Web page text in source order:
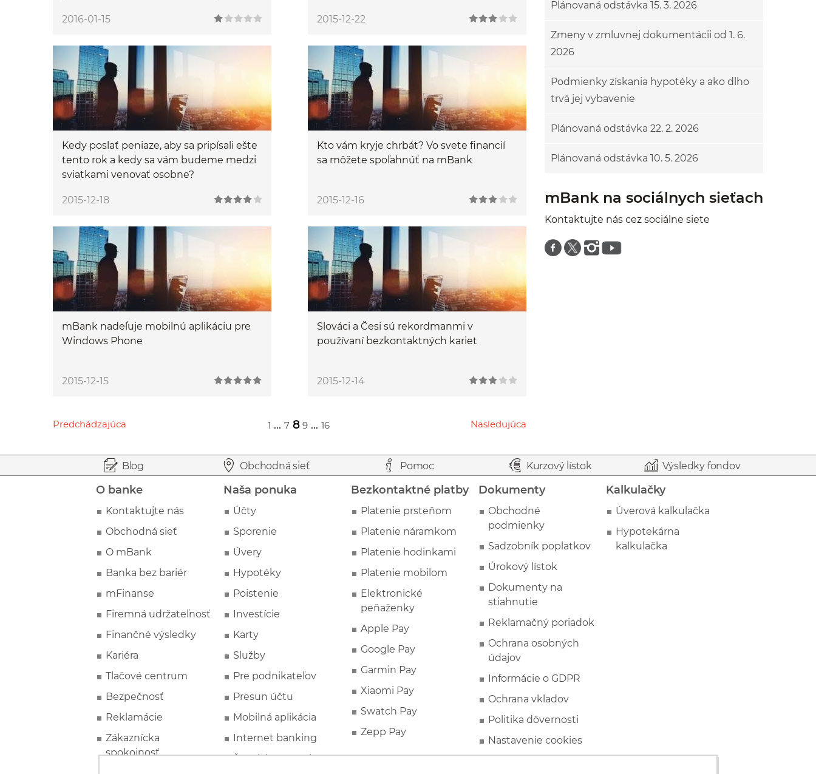
2016-01-15 2015-12-22
Kedy poslať peniaze, aby sa pripísali ešte
tento rok a kedy sa vám budeme medzi
sviatkami venovať osobne?
2015-12-18
Kto vám kryje chrbát? Vo svete financií
sa môžete spoľahnúť na mBank
2015-12-16
mBank nadeľuje mobilnú aplikáciu pre
Windows Phone
2015-12-15
Slováci a Česi sú rekordmanmi v
používaní bezkontaktných kariet
2015-12-14
Predchádzajúca
Przejdź do poprzedniej strony 1 ... 7 8 9 ... 16 Nasledujúca
Przejdź do następnej strony
Plánovaná odstávka 15. 3. 2026
Zmeny v zmluvnej dokumentácii od 1. 6.
2026
Podmienky získania hypotéky a ako dlho
trvá jej vybavenie
Plánovaná odstávka 22. 2. 2026
Plánovaná odstávka 10. 5. 2026
mBank na sociálnych sieťach
Kontaktujte nás cez sociálne siete
Znajdź nas na facebooku
Znajdź nas na twitterze
Znajdź nas na instagramie
Znajdź nas na youtube
Blog Obchodná sieť Pomoc Kurzový lístok Výsledky fondov
O banke
Kontaktujte nás
Obchodná sieť
O mBank
Banka bez bariér
mFinanse
Firemná udržateľnosť
Finančné výsledky
Kariéra
Tlačové centrum
Bezpečnosť
Reklamácie
Zákaznícka
spokojnosť
Naša ponuka
Účty
Sporenie
Úvery
Hypotéky
Poistenie
Investície
Karty
Služby
Pre podnikateľov
Presun účtu
Mobilná aplikácia
Internet banking
Špeciálne ponuky
Bezkontaktné platby
Platenie prsteňom
Platenie náramkom
Platenie hodinkami
Platenie mobilom
Elektronické
peňaženky
Apple Pay
Google Pay
Garmin Pay
Xiaomi Pay
Swatch Pay
Zepp Pay
Dokumenty
Obchodné
podmienky
Sadzobník poplatkov
Úrokový lístok
Dokumenty na
stiahnutie
Reklamačný poriadok
Ochrana osobných
údajov
Informácie o GDPR
Ochrana vkladov
Politika dôvernosti
Nastavenie cookies
Kalkulačky
Úverová kalkulačka
Hypotekárna
kalkulačka